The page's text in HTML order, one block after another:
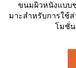
ขนมผิวหนังแบบ
มาะสําหรับการใช้
โมชั่